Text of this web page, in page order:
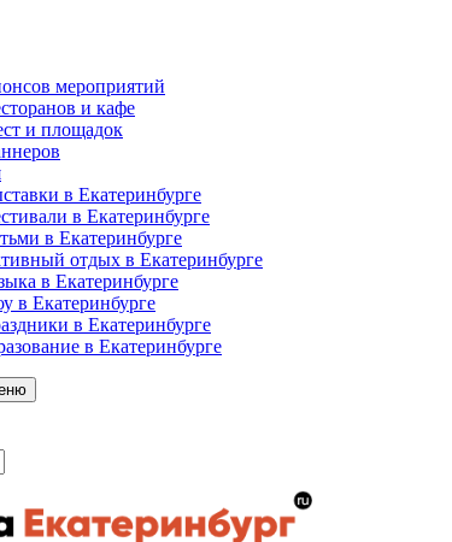
мероприятий
и кафе
и площадок
в Екатеринбурге
в Екатеринбурге
в Екатеринбурге
отдых в Екатеринбурге
в Екатеринбурге
в Екатеринбурге
в Екатеринбурге
в Екатеринбурге